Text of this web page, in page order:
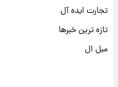
تجارت ایده آل
تازه ترین خبرها
مبل ال